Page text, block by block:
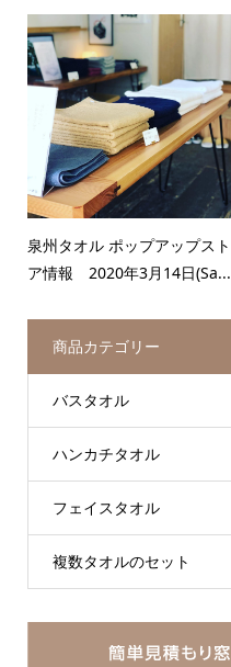
泉州タオル ポップアップスト
ア情報 2020年3月14日(Sa...
商品カテゴリー
バスタオル
ハンカチタオル
フェイスタオル
複数タオルのセット